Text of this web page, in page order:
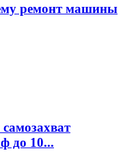
ремонт машины
до 10...